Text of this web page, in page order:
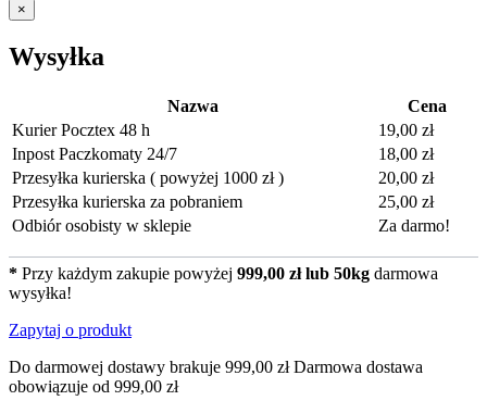
×
Wysyłka
Nazwa
Cena
Kurier Pocztex 48 h
19,00 zł
Inpost Paczkomaty 24/7
18,00 zł
Przesyłka kurierska ( powyżej 1000 zł )
20,00 zł
Przesyłka kurierska za pobraniem
25,00 zł
Odbiór osobisty w sklepie
Za darmo!
* Przy każdym zakupie powyżej 999,00 zł lub 50kg darmowa
wysyłka!
Zapytaj o produkt
Do darmowej dostawy brakuje 999,00 złDarmowa dostawa
obowiązuje od 999,00 zł